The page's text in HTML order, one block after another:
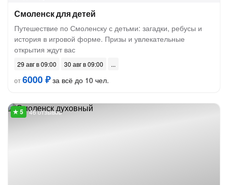
Смоленск для детей
Путешествие по Смоленску с детьми: загадки, ребусы и
история в игровой форме. Призы и увлекательные
открытия ждут вас
29 авг в 09:00
30 авг в 09:00
от6000 ₽за всё до 10 чел.
46 отзывов